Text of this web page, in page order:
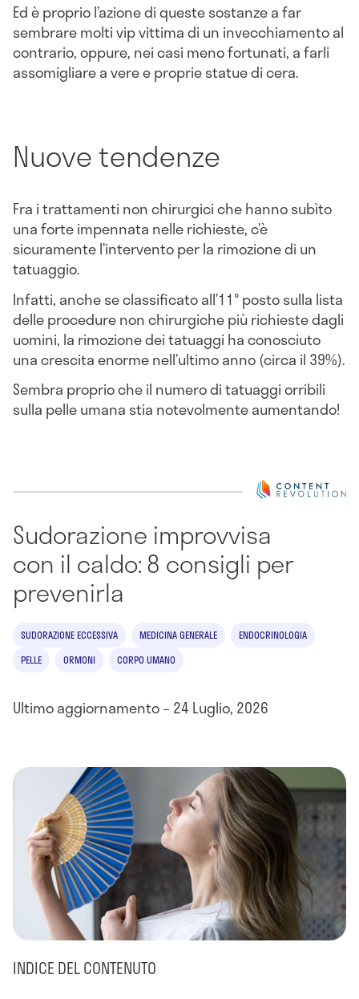
Ed è proprio l’azione di queste sostanze a far
sembrare molti vip vittima di un invecchiamento al
contrario, oppure, nei casi meno fortunati, a farli
assomigliare a vere e proprie statue di cera.
Nuove tendenze
Fra i trattamenti non chirurgici che hanno subìto
una forte impennata nelle richieste, c’è
sicuramente l’intervento per la rimozione di un
tatuaggio.
Infatti, anche se classificato all’11° posto sulla lista
delle procedure non chirurgiche più richieste dagli
uomini, la rimozione dei tatuaggi ha conosciuto
una crescita enorme nell’ultimo anno (circa il 39%).
Sembra proprio che il numero di tatuaggi orribili
sulla pelle umana stia notevolmente aumentando!
Sudorazione improvvisa
con il caldo: 8 consigli per
prevenirla
SUDORAZIONE ECCESSIVA MEDICINA GENERALE
ENDOCRINOLOGIA
PELLE
ORMONI CORPO UMANO
Ultimo aggiornamento – 24 Luglio, 2026
INDICE DEL CONTENUTO